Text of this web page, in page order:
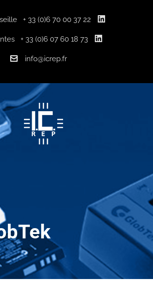
+ 33 (0)6 70 00 37 22
+ 33 (0)6 07 60 18 73
info@icrep.fr